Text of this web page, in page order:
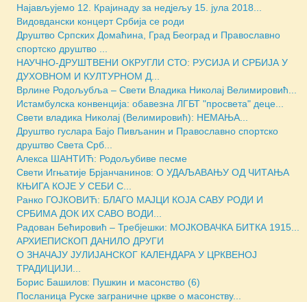
Најављујемо 12. Крајинаду за недјељу 15. јула 2018...
Видовдански концерт Србија се роди
Друштво Српских Домаћина, Град Београд и Православно
спортско друштво ...
НАУЧНО-ДРУШТВЕНИ ОКРУГЛИ СТО: РУСИЈА И СРБИЈА У
ДУХОВНОМ И КУЛТУРНОМ Д...
Врлине Родољубља – Свети Владика Николај Велимировић...
Истамбулска конвенција: обавезна ЛГБТ "просвета" деце...
Свети владика Николај (Велимировић): НЕМАЊА...
Друштво гуслара Бајо Пивљанин и Православно спортско
друштво Света Срб...
Алекса ШАНТИЋ: Родољубиве песме
Свети Игњатиjе Брјанчанинов: О УДАЉАВАЊУ ОД ЧИТАЊА
КЊИГА КОЈЕ У СЕБИ С...
Ранко ГОЈКОВИЋ: БЛАГО МАЈЦИ КОЈА САВУ РОДИ И
СРБИМА ДОК ИХ САВО ВОДИ...
Радован Бећировић – Требјешки: МОЈКОВАЧКА БИТКА 1915...
АРХИЕПИСКОП ДАНИЛО ДРУГИ
О ЗНАЧАЈУ ЈУЛИЈАНСКОГ КАЛЕНДАРА У ЦРКВЕНОЈ
ТРАДИЦИЈИ...
Борис Башилов: Пушкин и масонство (6)
Посланица Руске заграничне цркве о масонству...